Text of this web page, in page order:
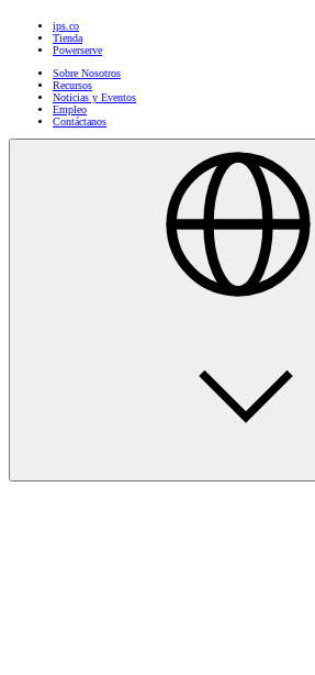
ips.co
Tienda
Powerserve
Sobre Nosotros
Recursos
Noticias y Eventos
Empleo
Contáctanos